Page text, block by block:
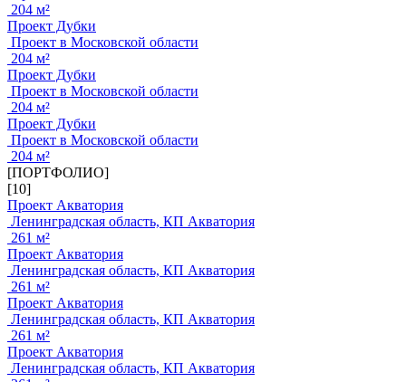
204 м²
Проект Дубки
Проект в Московской области
204 м²
Проект Дубки
Проект в Московской области
204 м²
Проект Дубки
Проект в Московской области
204 м²
[ПОРТФОЛИО]
[10]
Проект Акватория
Ленинградская область, КП Акватория
261 м²
Проект Акватория
Ленинградская область, КП Акватория
261 м²
Проект Акватория
Ленинградская область, КП Акватория
261 м²
Проект Акватория
Ленинградская область, КП Акватория